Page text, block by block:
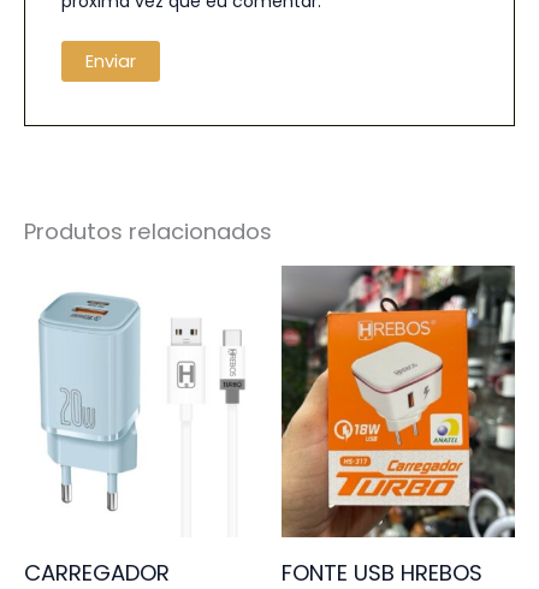
Produtos relacionados
CARREGADOR
FONTE USB HREBOS